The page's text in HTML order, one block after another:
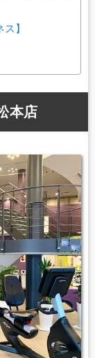
】
本店